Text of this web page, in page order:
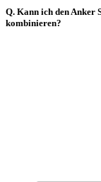
Q. Kann ich den Anker
kombinieren?